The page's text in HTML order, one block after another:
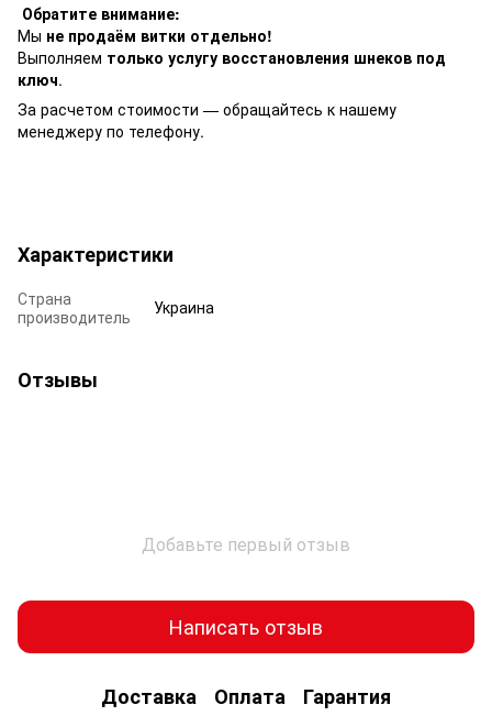
Обратите внимание:
Мы не продаём витки отдельно!
Выполняем только услугу восстановления шнеков под
ключ.
За расчетом стоимости — обращайтесь к нашему
менеджеру по телефону.
Характеристики
Страна
производитель
Украина
Отзывы
Добавьте первый отзыв
Написать отзыв
Доставка Оплата Гарантия